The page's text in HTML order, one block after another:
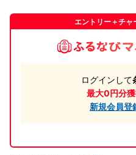
エントリー＋チャ
ログインして
最大0円分
新規会員登